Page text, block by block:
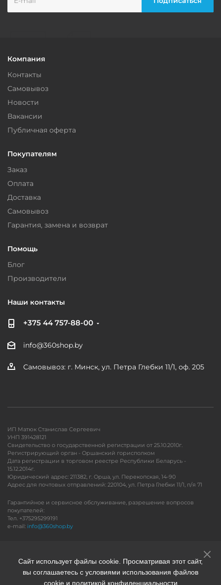
Компания
Контакты
Самовывоз
Новости
Вакансии
Публичная оферта
Покупателям
Заказ
Оплата
Доставка
Самовывоз
Гарантия, замена и возврат
Помощь
Блог
Производители
Наши контакты
+375 44 757-88-00
info@360shop.by
Самовывоз: г. Минск, ул. Петра Глебки 11/1, оф. 205
ИП Матюк Станислав Сергеевич
УНП 391428121
Свидетельство о государственной регистрации от 25.10.2010г.
Регистрирующий орган - Оршанский горисполком
Дата регистрации в торговом реестре Республики Беларусь -
15.12.2014г.
Юридический адрес: 211382, г. Орша, ул. Перекопская, 14-90
Адрес для почтовых отправлений: 220104, ул. Петра Глебки 11/1, п/я 71
Гарантийное и сервисное обслуживание, разрешение вопросов
покупателей:
Тел. +375295299191
e-mail: info@360shop.by
Сайт использует файлы cookie. Просматривая этот сайт,
вы соглашаетесь с условиями использования файлов
cookie и политикой конфиденциальности